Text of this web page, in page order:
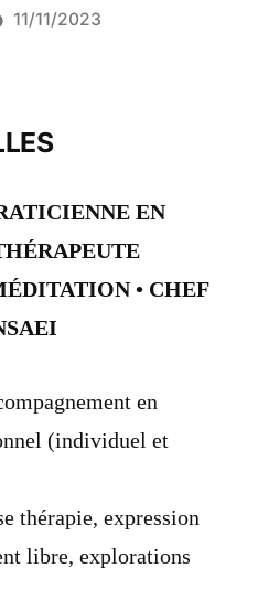
11/11/2023
EN
• CHEF
en
(individuel et
thérapie, expression
libre, explorations